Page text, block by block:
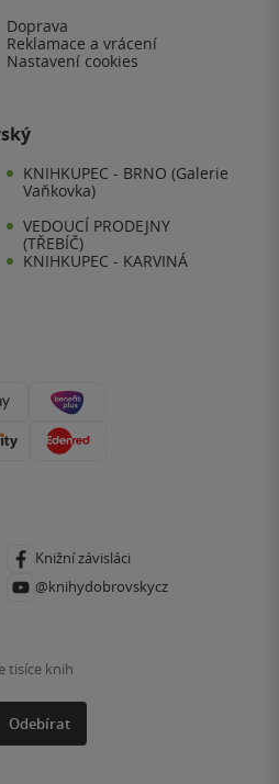
Doprava
Reklamace a vrácení
Nastavení cookies
KNIHKUPEC - BRNO (Galerie
Vaňkovka)
VEDOUCÍ PRODEJNY
(TŘEBÍČ)
KNIHKUPEC - KARVINÁ
Knižní závisláci
@knihydobrovskycz
tisíce knih
Odebírat